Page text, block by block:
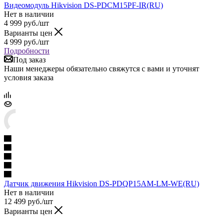
Видеомодуль Hikvision DS-PDCM15PF-IR(RU)
Нет в наличии
4 999 руб./шт
Варианты цен
4 999 руб./шт
Подробности
Под заказ
Наши менеджеры обязательно свяжутся с вами и уточнят
условия заказа
Датчик движения Hikvision DS-PDQP15AM-LM-WE(RU)
Нет в наличии
12 499 руб./шт
Варианты цен